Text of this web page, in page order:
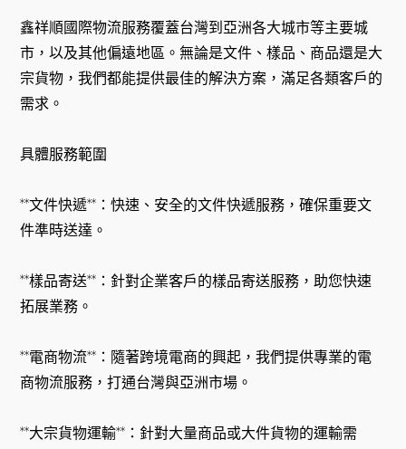
鑫祥順國際物流服務覆蓋台灣到亞洲各大城市等主要城
市，以及其他偏遠地區。無論是文件、樣品、商品還是大
宗貨物，我們都能提供最佳的解決方案，滿足各類客戶的
需求。
具體服務範圍
**文件快遞**：快速、安全的文件快遞服務，確保重要文
件準時送達。
**樣品寄送**：針對企業客戶的樣品寄送服務，助您快速
拓展業務。
**電商物流**：隨著跨境電商的興起，我們提供專業的電
商物流服務，打通台灣與亞洲市場。
**大宗貨物運輸**：針對大量商品或大件貨物的運輸需